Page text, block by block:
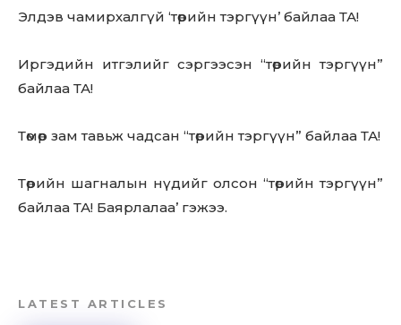
Элдэв чамирхалгүй ‘төрийн тэргүүн’ байлаа ТА!
Иргэдийн итгэлийг сэргээсэн “төрийн тэргүүн”
байлаа ТА!
Төмөр зам тавьж чадсан “төрийн тэргүүн” байлаа ТА!
Төрийн шагналын нүдийг олсон “төрийн тэргүүн”
байлаа ТА! Баярлалаа’ гэжээ.
LATEST ARTICLES